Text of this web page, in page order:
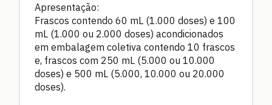
Apresentação:
Frascos contendo 60 mL (1.000 doses) e 100
mL (1.000 ou 2.000 doses) acondicionados
em embalagem coletiva contendo 10 frascos
e, frascos com 250 mL (5.000 ou 10.000
doses) e 500 mL (5.000, 10.000 ou 20.000
doses).